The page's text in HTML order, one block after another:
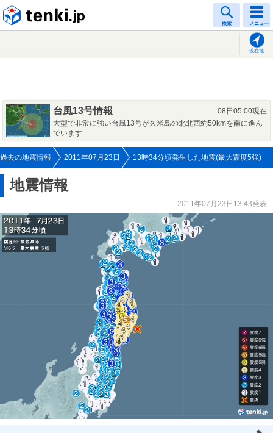
検索 メニュー
現在地
台風13号情報
08日05:00現在
大型で非常に強い台風13号が久米島の北北西約50kmを南に進ん
でいます
過去の地震情報 2011年07月23日 13時34分頃発生した地震(最大震度5強)
地震情報
2011年07月23日13:43発表